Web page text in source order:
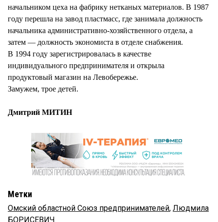
начальником цеха на фабрику нетканых материалов. В 1987
году перешла на завод пластмасс, где занимала должность
начальника административно-хозяйственного отдела, а
затем — должность экономиста в отделе снабжения.
В 1994 году зарегистрировалась в качестве
индивидуального предпринимателя и открыла
продуктовый магазин на Левобережье.
Замужем, трое детей.
Дмитрий МИТИН
Метки
Омский областной Союз предпринимателей, Людмила
БОРИСЕВИЧ